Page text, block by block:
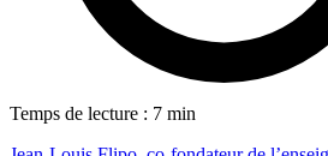
Temps de lecture : 7 min